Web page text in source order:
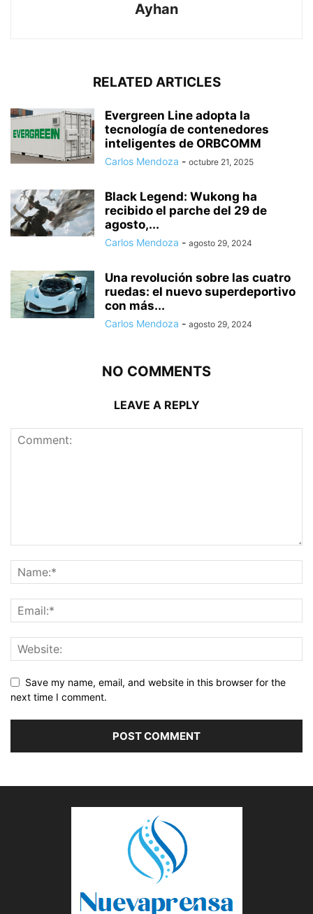
Ayhan
RELATED ARTICLES
Evergreen Line adopta la
tecnología de contenedores
inteligentes de ORBCOMM
Carlos Mendoza - octubre 21, 2025
Black Legend: Wukong ha
recibido el parche del 29 de
agosto,...
Carlos Mendoza - agosto 29, 2024
Una revolución sobre las cuatro
ruedas: el nuevo superdeportivo
con más...
Carlos Mendoza - agosto 29, 2024
NO COMMENTS
LEAVE A REPLY
Save my name, email, and website in this browser for the
next time I comment.